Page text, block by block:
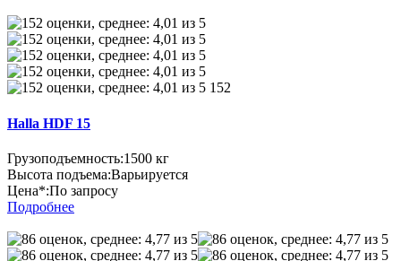
152
Halla HDF 15
Грузоподъемность:1500 кг
Высота подъема:Варьируется
Цена*:По запросу
Подробнее